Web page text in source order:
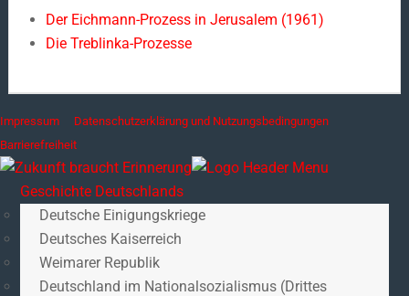
Der Eichmann-Prozess in Jerusalem (1961)
Die Treblinka-Prozesse
Impressum
Datenschutzerklärung und Nutzungsbedingungen
Barrierefreiheit
Geschichte Deutschlands
Deutsche Einigungskriege
Deutsches Kaiserreich
Weimarer Republik
Deutschland im Nationalsozialismus (Drittes